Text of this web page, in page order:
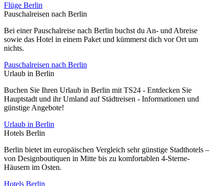
Flüge Berlin
Pauschalreisen nach Berlin
Bei einer Pauschalreise nach Berlin buchst du An- und Abreise
sowie das Hotel in einem Paket und kümmerst dich vor Ort um
nichts.
Pauschalreisen nach Berlin
Urlaub in Berlin
Buchen Sie Ihren Urlaub in Berlin mit TS24 - Entdecken Sie
Hauptstadt und ihr Umland auf Städtreisen - Informationen und
günstige Angebote!
Urlaub in Berlin
Hotels Berlin
Berlin bietet im europäischen Vergleich sehr günstige Stadthotels –
von Designboutiquen in Mitte bis zu komfortablen 4-Sterne-
Häusern im Osten.
Hotels Berlin